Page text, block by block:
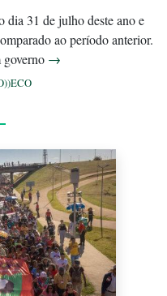
dia 31 de julho deste ano e
ao período anterior.
→